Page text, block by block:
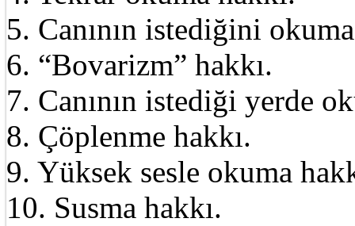
5. Canının istediğini
6. “Bovarizm” hakkı.
7. Canının istediği yerde
8. Çöplenme hakkı.
9. Yüksek sesle okuma
10. Susma hakkı.